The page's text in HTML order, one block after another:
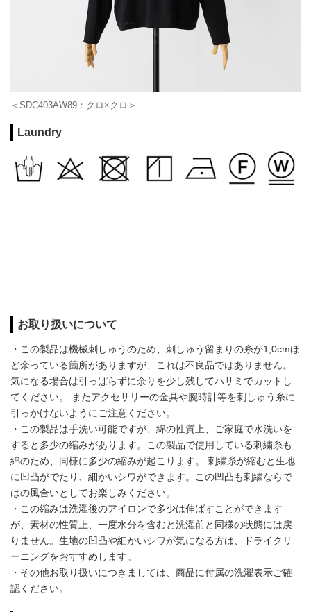
＜SDC403AW89：クロ×クロ＞
Laundry
お取り扱いについて
・この製品は機械刺しゅうのため、刺しゅう留まりの糸が1,0cmほ
ど余っている箇所がありますが、これは不良品ではありません。
気になる場合は引っぱらずに余りを少し残してハサミでカットし
てください。 またアクセサリーの金具や腕時計等を刺しゅう糸に
引っかけないようにご注意ください。
・この製品は手洗い可能ですが、綿の性質上、ご家庭で水洗いを
すると多少の縮みがあります。この製品で使用している刺繍糸も
綿のため、同様に多少の縮みが起こります。 刺繍糸が縮むと生地
に凹凸がでたり、細かいシワができます。この凹凸も刺繍ならで
はの風合いとしてお楽しみください。
・この縮みは洗濯後のアイロンで多少は伸ばすことができます
が、素材の性質上、一度水分を含むと洗濯前と同様の状態には戻
りません。生地の凹凸や細かいシワが気になる方は、ドライクリ
ーニングをおすすめします。
・その他お取り扱いにつきましては、商品に付属の洗濯表示ご確
認ください。